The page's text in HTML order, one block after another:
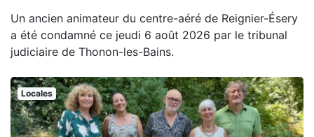
Un ancien animateur du centre-aéré de Reignier-Ésery
a été condamné ce jeudi 6 août 2026 par le tribunal
judiciaire de Thonon-les-Bains.
Locales